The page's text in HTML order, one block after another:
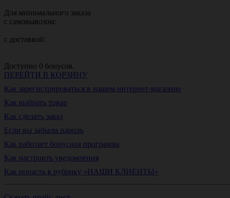
Для минимального заказа
с самовывозом:
с доставкой:
Доступно 0 бонусов.
ПЕРЕЙТИ В КОРЗИНУ
Как зарегистрироваться в нашем интернет-магазине
Как выбрать товар
Как сделать заказ
Если вы забыли пароль
Как работает бонусная программа
Как настроить уведомления
Как попасть в рубрику «НАШИ КЛИЕНТЫ»